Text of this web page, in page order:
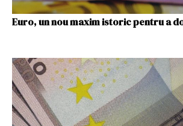
Euro, un nou maxim istoric pentru a